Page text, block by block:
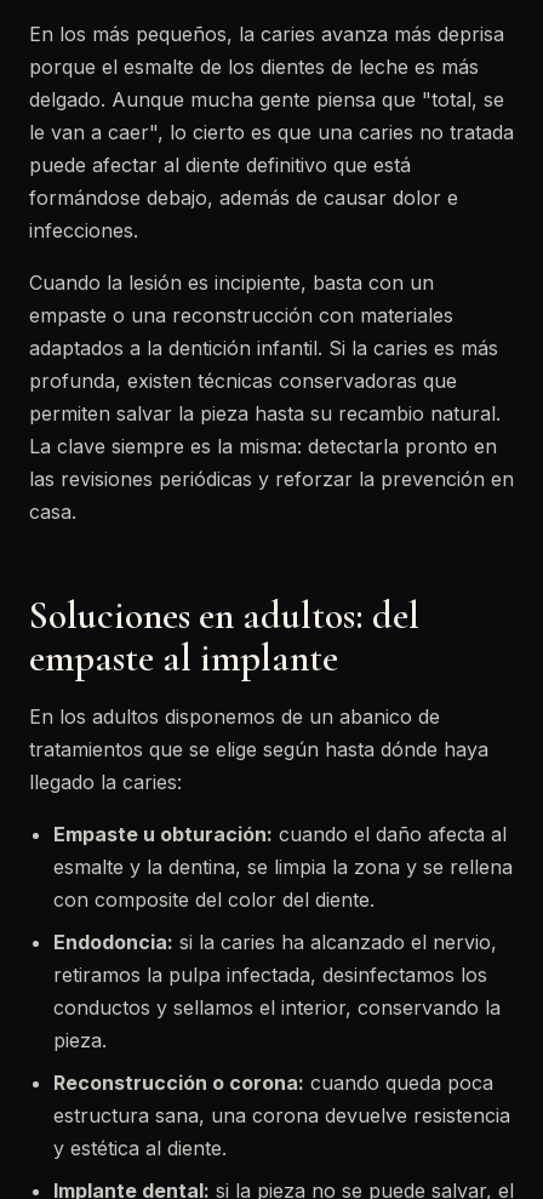
En los más pequeños, la caries avanza más deprisa
porque el esmalte de los dientes de leche es más
delgado. Aunque mucha gente piensa que "total, se
le van a caer", lo cierto es que una caries no tratada
puede afectar al diente definitivo que está
formándose debajo, además de causar dolor e
infecciones.
Cuando la lesión es incipiente, basta con un
empaste o una reconstrucción con materiales
adaptados a la dentición infantil. Si la caries es más
profunda, existen técnicas conservadoras que
permiten salvar la pieza hasta su recambio natural.
La clave siempre es la misma: detectarla pronto en
las revisiones periódicas y reforzar la prevención en
casa.
Soluciones en adultos: del
empaste al implante
En los adultos disponemos de un abanico de
tratamientos que se elige según hasta dónde haya
llegado la caries:
Empaste u obturación: cuando el daño afecta al
esmalte y la dentina, se limpia la zona y se rellena
con composite del color del diente.
Endodoncia: si la caries ha alcanzado el nervio,
retiramos la pulpa infectada, desinfectamos los
conductos y sellamos el interior, conservando la
pieza.
Reconstrucción o corona: cuando queda poca
estructura sana, una corona devuelve resistencia
y estética al diente.
Implante dental: si la pieza no se puede salvar, el